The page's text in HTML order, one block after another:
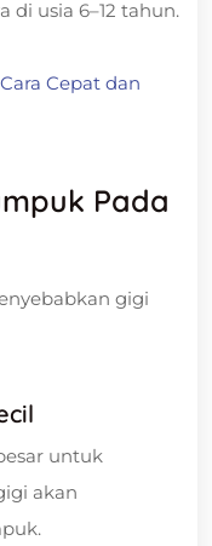
di usia 6–12 tahun.
Cepat dan
Pada
gigi
untuk
akan